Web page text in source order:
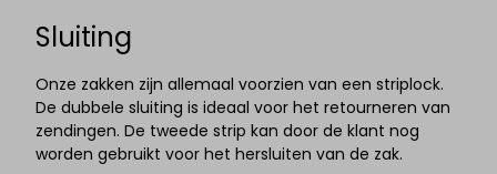
Sluiting
Onze zakken zijn allemaal voorzien van een striplock.
De dubbele sluiting is ideaal voor het retourneren van
zendingen. De tweede strip kan door de klant nog
worden gebruikt voor het hersluiten van de zak.